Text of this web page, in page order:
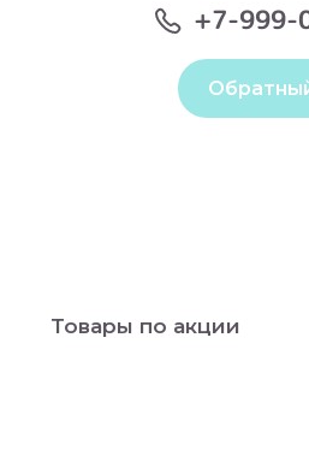
+7-999-
Товары по акции